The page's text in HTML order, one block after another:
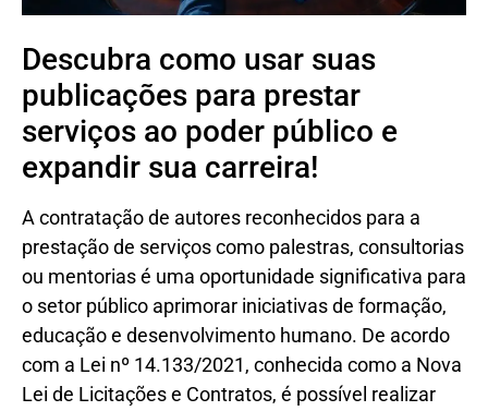
Descubra como usar suas
publicações para prestar
serviços ao poder público e
expandir sua carreira!
A contratação de autores reconhecidos para a
prestação de serviços como palestras, consultorias
ou mentorias é uma oportunidade significativa para
o setor público aprimorar iniciativas de formação,
educação e desenvolvimento humano. De acordo
com a Lei nº 14.133/2021, conhecida como a Nova
Lei de Licitações e Contratos, é possível realizar